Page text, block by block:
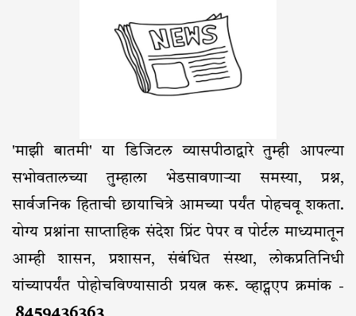
'माझी बातमी' या डिजिटल व्यासपीठाद्वारे तुम्ही आपल्या
सभोवतालच्या तुम्हाला भेडसावणाऱ्या समस्या, प्रश्न,
सार्वजनिक हिताची छायाचित्रे आमच्या पर्यंत पोहचवू शकता.
योग्य प्रश्नांना साप्ताहिक संदेश प्रिंट पेपर व पोर्टल माध्यमातून
आम्ही शासन, प्रशासन, संबंधित संस्था, लोकप्रतिनिधी
यांच्यापर्यंत पोहोचविण्यासाठी प्रयत्न करू. व्हाट्सएप क्रमांक -